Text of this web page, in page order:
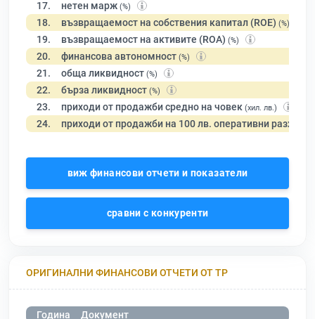
17. нетен марж (%)
18. възвращаемост на собствения капитал (ROE) (%)
19. възвращаемост на активите (ROA) (%)
20. финансова автономност (%)
21. обща ликвидност (%)
22. бърза ликвидност (%)
23. приходи от продажби средно на човек (хил. лв.)
24. приходи от продажби на 100 лв. оперативни разходи
виж финансови отчети и показатели
сравни с конкуренти
ОРИГИНАЛНИ ФИНАНСОВИ ОТЧЕТИ ОТ ТР
Година Документ